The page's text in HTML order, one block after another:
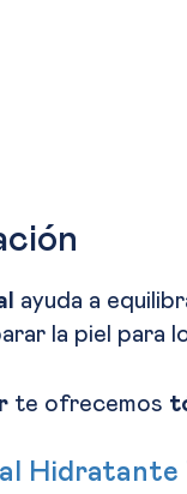
ayuda a
la piel para
te ofrecemos
Hidratante